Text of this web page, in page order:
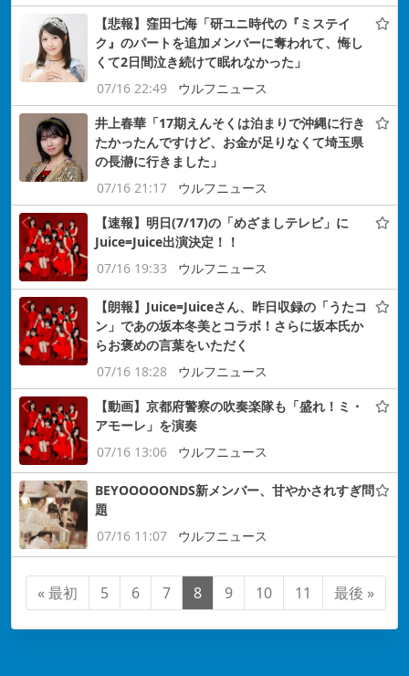
【悲報】窪田七海「研ユニ時代の『ミステイ
ク』のパートを追加メンバーに奪われて、悔し
くて2日間泣き続けて眠れなかった」
07/16 22:49
ウルフニュース
井上春華「17期えんそくは泊まりで沖縄に行き
たかったんですけど、お金が足りなくて埼玉県
の長瀞に行きました」
07/16 21:17
ウルフニュース
【速報】明日(7/17)の「めざましテレビ」に
Juice=Juice出演決定！！
07/16 19:33
ウルフニュース
【朗報】Juice=Juiceさん、昨日収録の「うたコ
ン」であの坂本冬美とコラボ！さらに坂本氏か
らお褒めの言葉をいただく
07/16 18:28
ウルフニュース
【動画】京都府警察の吹奏楽隊も「盛れ！ミ・
アモーレ」を演奏
07/16 13:06
ウルフニュース
BEYOOOOONDS新メンバー、甘やかされすぎ問
題
07/16 11:07
ウルフニュース
« 最初 5 6 7 8 9 10 11 最後 »